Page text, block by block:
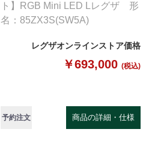
ト】RGB Mini LED Lレグザ 形
名：85ZX3S(SW5A)
レグザオンラインストア価格
￥693,000 (税込)
予約注文 商品の詳細・仕様